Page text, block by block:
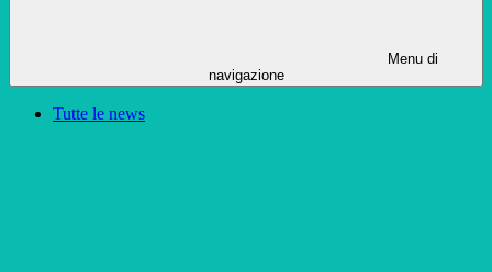
Menu di
navigazione
Tutte le news